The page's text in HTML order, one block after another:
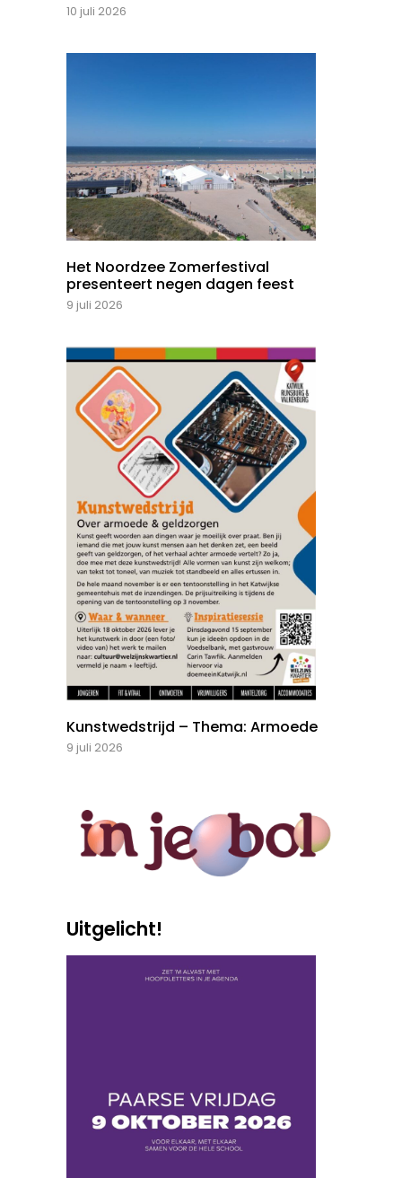
10 juli 2026
Het Noordzee Zomerfestival
presenteert negen dagen feest
9 juli 2026
Kunstwedstrijd – Thema: Armoede
9 juli 2026
Uitgelicht!